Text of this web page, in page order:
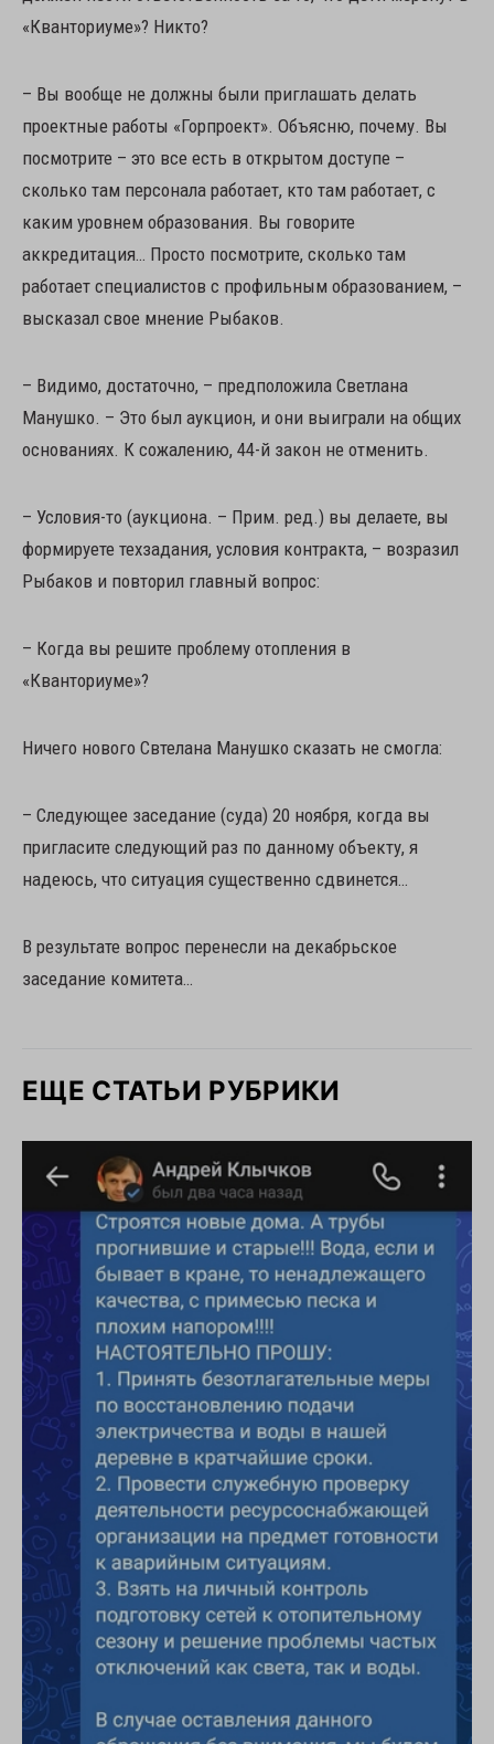
«Кванториуме»? Никто?
– Вы вообще не должны были приглашать делать
проектные работы «Горпроект». Объясню, почему. Вы
посмотрите – это все есть в открытом доступе –
сколько там персонала работает, кто там работает, с
каким уровнем образования. Вы говорите
аккредитация… Просто посмотрите, сколько там
работает специалистов с профильным образованием, –
высказал свое мнение Рыбаков.
– Видимо, достаточно, – предположила Светлана
Манушко. – Это был аукцион, и они выиграли на общих
основаниях. К сожалению, 44-й закон не отменить.
– Условия-то (аукциона. – Прим. ред.) вы делаете, вы
формируете техзадания, условия контракта, – возразил
Рыбаков и повторил главный вопрос:
– Когда вы решите проблему отопления в
«Кванториуме»?
Ничего нового Свтелана Манушко сказать не смогла:
– Следующее заседание (суда) 20 ноября, когда вы
пригласите следующий раз по данному объекту, я
надеюсь, что ситуация существенно сдвинется…
В результате вопрос перенесли на декабрьское
заседание комитета…
ЕЩЕ СТАТЬИ РУБРИКИ